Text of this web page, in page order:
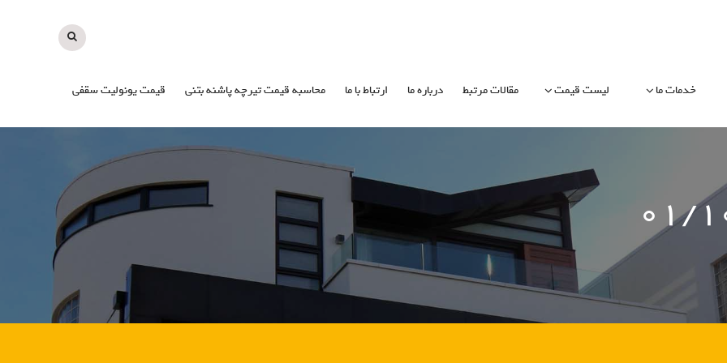
خدمات ما لیست قیمت مقالات مرتبط درباره ما ارتباط با ما محاسبه قیمت تیرچه پاشنه بتنی قیمت یونولیت سقفی